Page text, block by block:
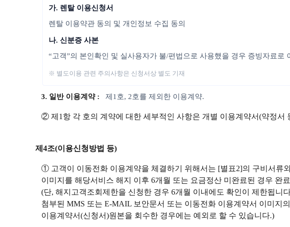
가. 렌탈 이용신청서
렌탈 이용약관 동의 및 개인정보 수집 동의
나. 신분증 사본
“고객”의 본인확인 및 실사용자가 불/편법으로 사용했을 경우 증빙자료로
※ 별도이용 관련 주의사항은 신청서상 별도 기재
3. 일반 이용계약 : 제1호, 2호를 제외한 이용계약.
② 제1항 각 호의 계약에 대한 세부적인 사항은 개별 이용계약서(약정서
제4조(이용신청방법 등)
① 고객이 이동전화 이용계약을 체결하기 위해서는 [별표2]의 구비서류
이미지를 해당서비스 해지 이후 6개월 또는 요금정산 미완료된 경우 완
(단, 해지고객조회제한을 신청한 경우 6개월 이내에도 확인이 제한됩
첨부된 MMS 또는 E-MAIL 보안문서 또는 이동전화 이용계약서 이미지
이용계약서(신청서)원본을 회수한 경우에는 예외로 할 수 있습니다.)